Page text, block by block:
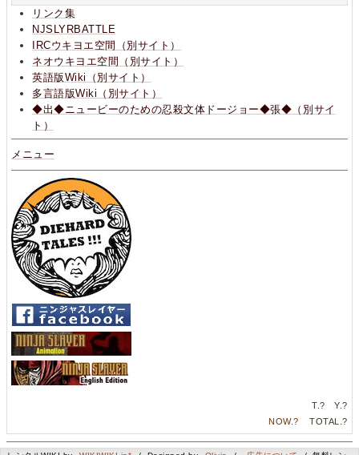
リンク集
NJSLYRBATTLE
IRCウキヨエ空間（別サイト）
ネオウキヨエ空間（別サイト）
英語版Wiki（別サイト）
多言語版Wiki（別サイト）
◆出◆ニュービーのための忍殺文体ドージョー◆張◆（別サイ
ト）
メニュー
T.? Y.?
NOW.? TOTAL.?